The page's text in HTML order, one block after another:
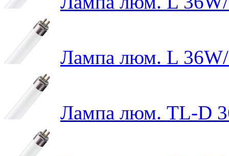
Лампа люм. L
Лампа люм. TL-D